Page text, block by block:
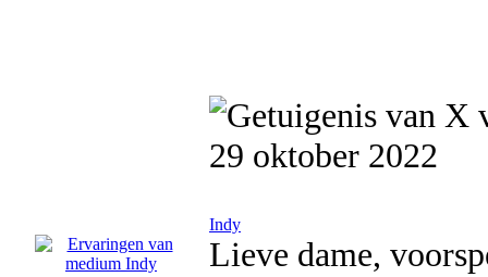
29 oktober 2022
Indy
Lieve dame,